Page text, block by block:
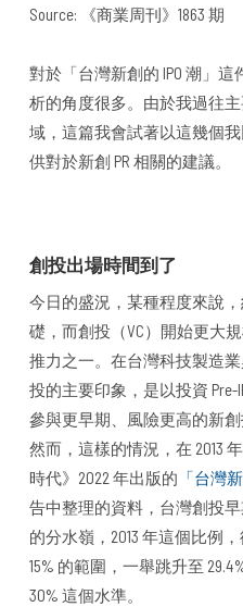
Source: 《商業周刊》1863 期
對於「台灣新創的 IPO 潮」
析的角度很多。由於我過往
域，這篇我會試著以這幾個
供對於新創 PR 相關的建議。
創投出場時間到了
今日的盛況，某種程度來說
礎，而創投（VC）開始更大
推力之一。在台灣科技製造
投的主要印象，是以投資
參與更早期、風險更高的新創
然而，這樣的情況，在 2013
時代》2022 年出版的 「台灣
告中整理的資料，台灣創投
的分水嶺，2013 年這個比例
15% 的範圍，一舉跳升至
30% 這個水準。